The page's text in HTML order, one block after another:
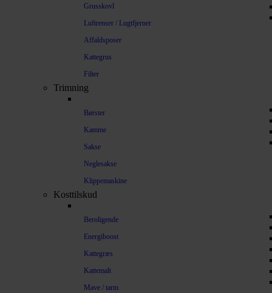
Grusskovl
Luftrenser / Lugtfjerner
Affaldsposer
Kattegrus
Filter
Trimning
Børster
Kamme
Sakse
Neglesakse
Klippemaskine
Kosttilskud
Beroligende
Energiboost
Kattegræs
Kattemalt
Mave / tarm